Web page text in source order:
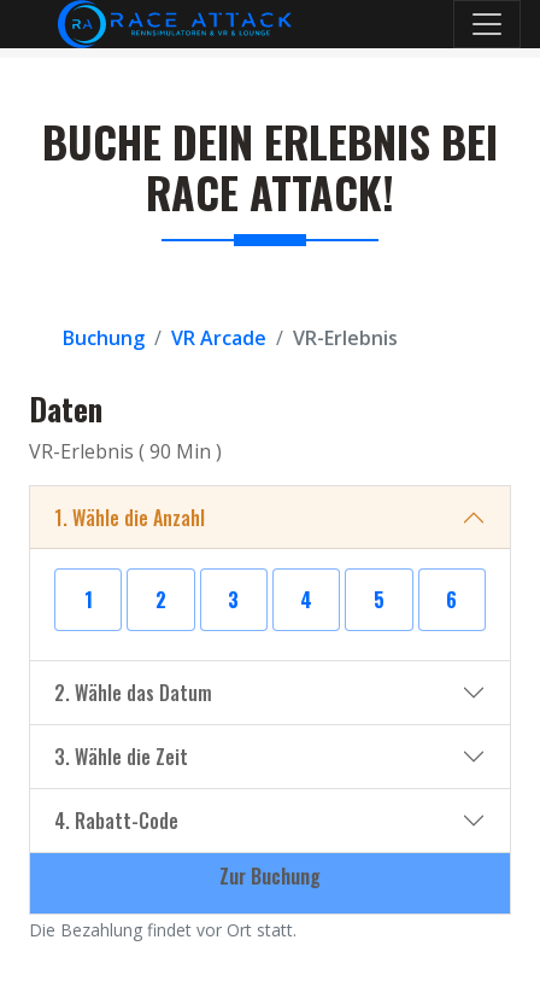
BUCHE DEIN ERLEBNIS BEI
RACE ATTACK!
Buchung VR Arcade VR-Erlebnis
Daten
VR-Erlebnis ( 90 Min )
1. Wähle die Anzahl
1 2 3 4 5 6
2. Wähle das Datum
3. Wähle die Zeit
4. Rabatt-Code
Zur Buchung
Die Bezahlung findet vor Ort statt.